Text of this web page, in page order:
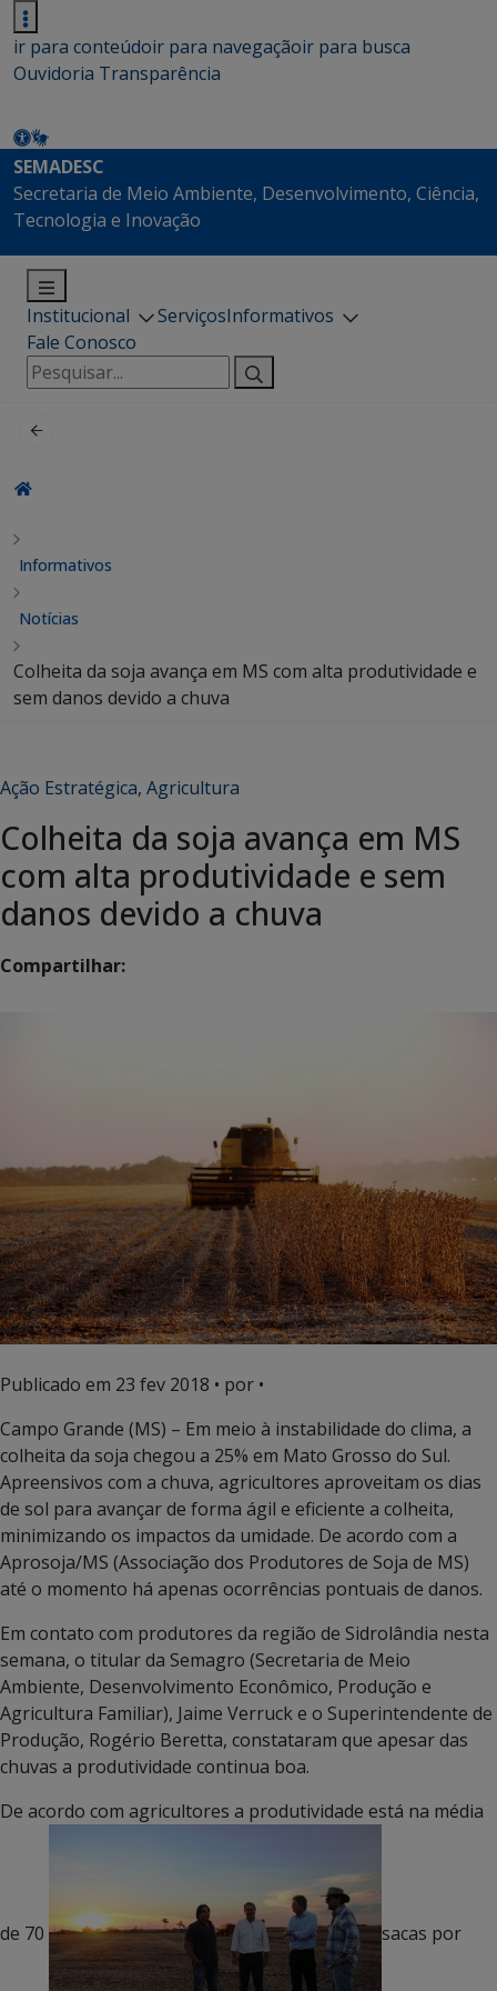
ir para conteúdoir para navegaçãoir para busca
Ouvidoria Transparência
SEMADESC
Secretaria de Meio Ambiente, Desenvolvimento, Ciência,
Tecnologia e Inovação
Institucional ServiçosInformativos
Fale Conosco
Pesquisar
por:
Informativos
Notícias
Colheita da soja avança em MS com alta produtividade e
sem danos devido a chuva
Ação Estratégica, Agricultura
Colheita da soja avança em MS
com alta produtividade e sem
danos devido a chuva
Compartilhar:
Publicado em 23 fev 2018 • por •
Campo Grande (MS) – Em meio à instabilidade do clima, a
colheita da soja chegou a 25% em Mato Grosso do Sul.
Apreensivos com a chuva, agricultores aproveitam os dias
de sol para avançar de forma ágil e eficiente a colheita,
minimizando os impactos da umidade. De acordo com a
Aprosoja/MS (Associação dos Produtores de Soja de MS)
até o momento há apenas ocorrências pontuais de danos.
Em contato com produtores da região de Sidrolândia nesta
semana, o titular da Semagro (Secretaria de Meio
Ambiente, Desenvolvimento Econômico, Produção e
Agricultura Familiar), Jaime Verruck e o Superintendente de
Produção, Rogério Beretta, constataram que apesar das
chuvas a produtividade continua boa.
De acordo com agricultores a produtividade está na média
de 70 sacas por